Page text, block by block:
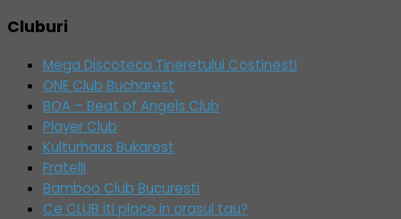
Cluburi
Mega Discoteca Tineretului Costinesti
ONE Club Bucharest
BOA – Beat of Angels Club
Player Club
Kulturhaus Bukarest
Fratelli
Bamboo Club Bucuresti
Ce CLUB iti place in orasul tau?